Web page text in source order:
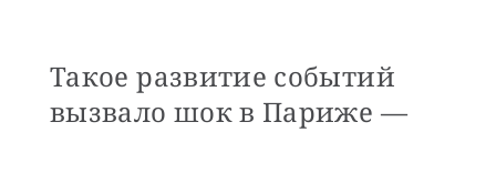
Такое развитие событий
вызвало шок в Париже —